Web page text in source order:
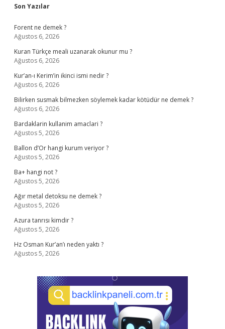
Sidebar
Son Yazılar
Forent ne demek ?
Ağustos 6, 2026
Kuran Türkçe meali uzanarak okunur mu ?
Ağustos 6, 2026
Kur’an-ı Kerim’in ikinci ismi nedir ?
Ağustos 6, 2026
Bilirken susmak bilmezken söylemek kadar kötüdür ne demek ?
Ağustos 6, 2026
Bardaklarin kullanim amaclari ?
Ağustos 5, 2026
Ballon d’Or hangi kurum veriyor ?
Ağustos 5, 2026
Ba+ hangi not ?
Ağustos 5, 2026
Ağır metal detoksu ne demek ?
Ağustos 5, 2026
Azura tanrısı kimdir ?
Ağustos 5, 2026
Hz Osman Kur’an’ı neden yaktı ?
Ağustos 5, 2026